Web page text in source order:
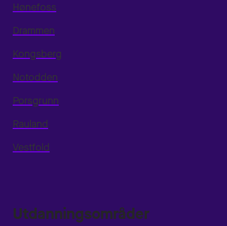
Hønefoss
Drammen
Kongsberg
Notodden
Porsgrunn
Rauland
Vestfold
Utdanningsområder